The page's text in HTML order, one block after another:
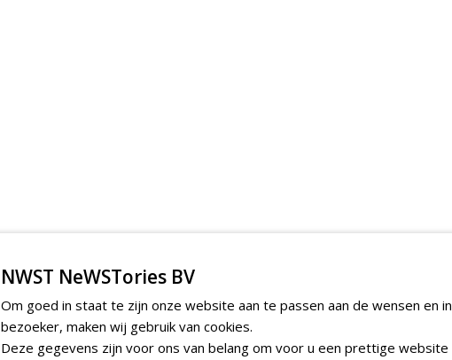
NWST NeWSTories BV
Om goed in staat te zijn onze website aan te passen aan de wensen en
bezoeker, maken wij gebruik van cookies.
Deze gegevens zijn voor ons van belang om voor u een prettige website